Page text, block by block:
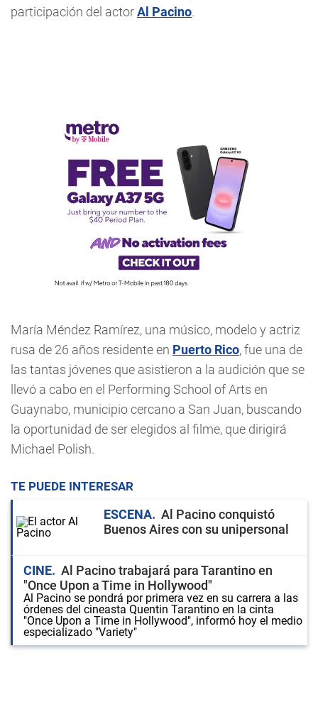
participación del actorAl Pacino.
María Méndez Ramírez, una músico, modelo y actriz
rusa de 26 años residente en Puerto Rico, fue una de
las tantas jóvenes que asistieron a la audición que se
llevó a cabo en el Performing School of Arts en
Guaynabo, municipio cercano a San Juan, buscando
la oportunidad de ser elegidos al filme, que dirigirá
Michael Polish.
TE PUEDE INTERESAR
ESCENA
Al Pacino conquistó
Buenos Aires con su unipersonal
CINE
Al Pacino trabajará para Tarantino en
"Once Upon a Time in Hollywood"
Al Pacino se pondrá por primera vez en su carrera a las
órdenes del cineasta Quentin Tarantino en la cinta
"Once Upon a Time in Hollywood", informó hoy el medio
especializado "Variety"